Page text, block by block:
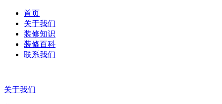
首页
关于我们
装修知识
装修百科
联系我们
关于我们